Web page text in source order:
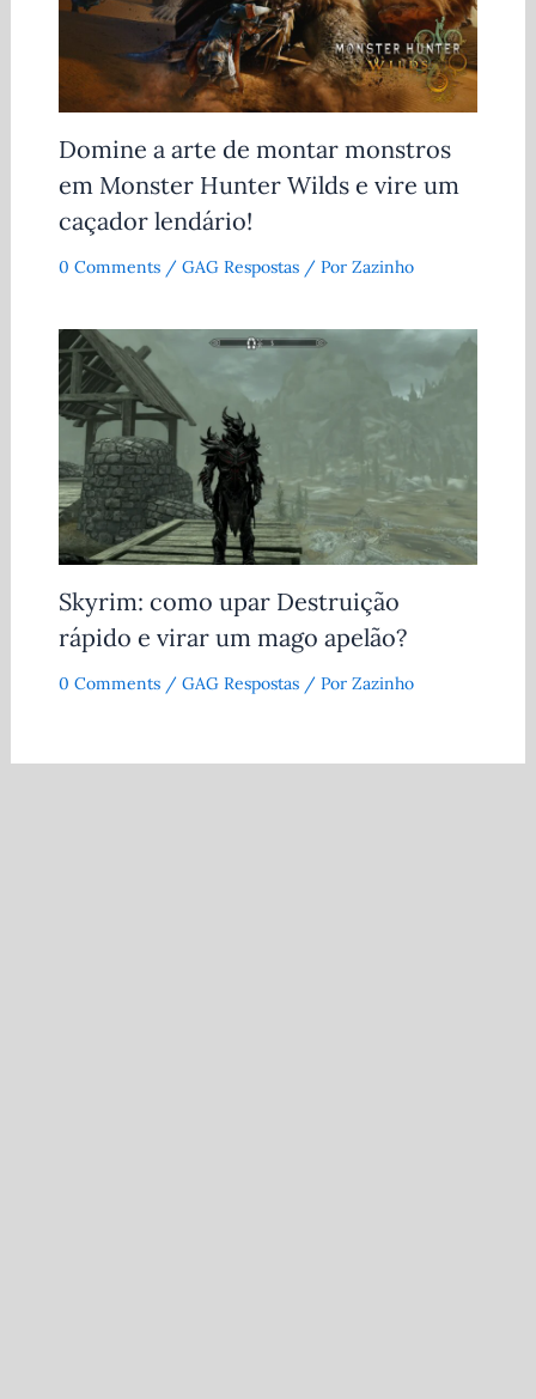
Domine a arte de montar monstros
em Monster Hunter Wilds e vire um
caçador lendário!
0 Comments / GAG Respostas/ Por Zazinho
Skyrim: como upar Destruição
rápido e virar um mago apelão?
0 Comments / GAG Respostas/ Por Zazinho